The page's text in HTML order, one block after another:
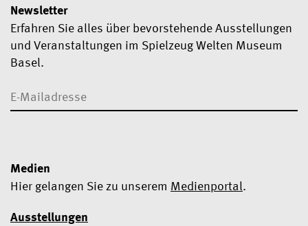
Ausstellungen
Newsletter
Erfahren Sie alles über bevorstehende Ausstellungen
und Veranstaltungen im Spielzeug Welten Museum
Basel.
Medien
Hier gelangen Sie zu unserem Medienportal.